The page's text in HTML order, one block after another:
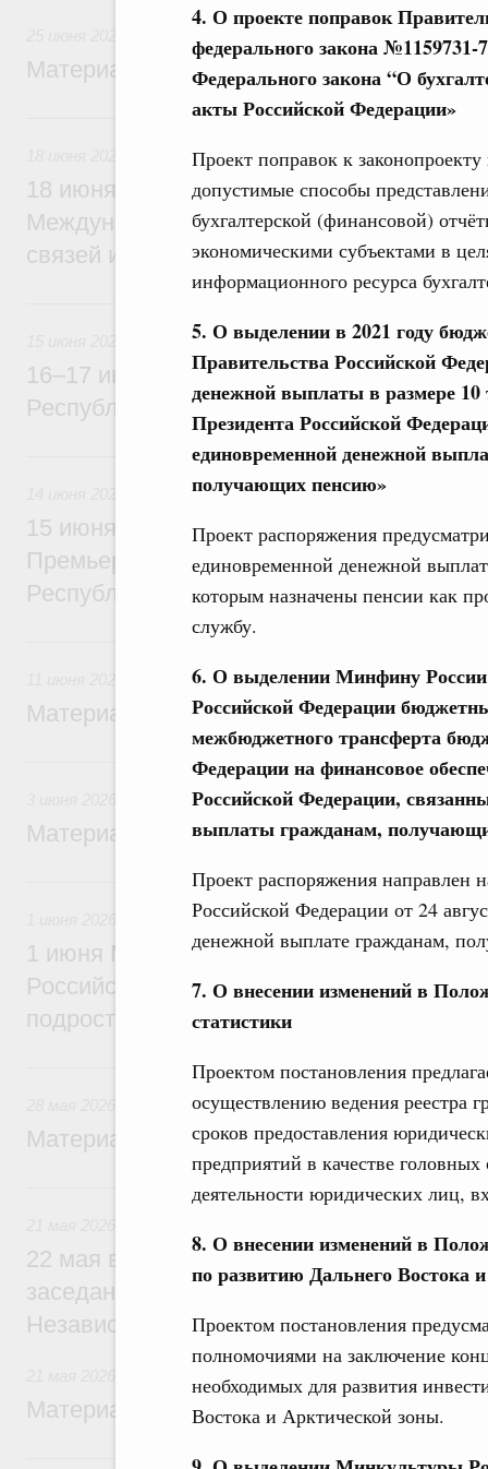
4. О проекте поправок
федерального закона
Федерального закона “О
акты Российской Федерации»
Проект поправок к
допустимые способы
бухгалтерской (финансовой)
экономическими субъектами в
информационного ресурса
5. О выделении в 2021 году
Правительства Российской
денежной выплаты в размере 10
Президента Российской
единовременной денежной
получающих пенсию»
Проект распоряжения
единовременной денежной
которым назначены пенсии как
службу.
6. О выделении Минфину России
Российской Федерации
межбюджетного трансферта
Федерации на финансовое
Российской Федерации,
выплаты гражданам,
Проект распоряжения направлен
Российской Федерации от 24
денежной выплате гражданам,
7. О внесении изменений в
статистики
Проектом постановления
осуществлению ведения реестра
сроков предоставления
предприятий в качестве
деятельности юридических лиц,
8. О внесении изменений в
по развитию Дальнего Востока
Проектом постановления
полномочиями на заключение
необходимых для развития
Востока и Арктической зоны.
Материалы к заседанию Правительства
18 июня, четверг
18 июня Михаил Мишустин примет
Международной конференции по
связей и развитию креативных и
16–17 июня Михаил Мишустин посетит с
Республику Узбекистан
14 июня, воскресенье
15 июня Михаил Мишустин проведёт
Премьер-министром Лаосской Народно-
Республики Сонсаем Сипхандоном
Материалы к заседанию Правительства
3 июня, среда
Материалы к заседанию Правительства
1 июня, понедельник
1 июня Михаил Мишустин вручит премии
Российской Федерации 2026 года в
подростковой литературы
28 мая, четверг
Материалы к заседанию Правительства
21 мая, четверг
22 мая в Ашхабаде Михаил Мишустин
заседании Совета глав правительств
Независимых Государств
Материалы к заседанию Правительства
17 мая, воскресенье